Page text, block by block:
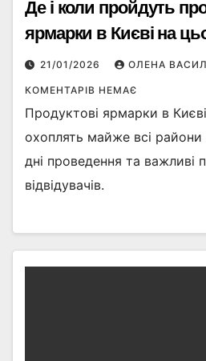
Де і коли пройдуть
ярмарки в Києві на
21/01/2026 ОЛЕНА
КОМЕНТАРІВ НЕМАЄ
Продуктові ярмарки в
охоплять майже всі райони
дні проведення та важливі
відвідувачів.